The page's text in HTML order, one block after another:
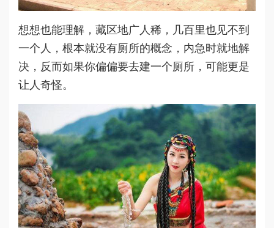
想想也能理解，藏区地广人稀，几百里也见不到
一个人，根本就没有厕所的概念，内急时就地解
决，反而如果你偏偏要去建一个厕所，可能更是
让人奇怪。